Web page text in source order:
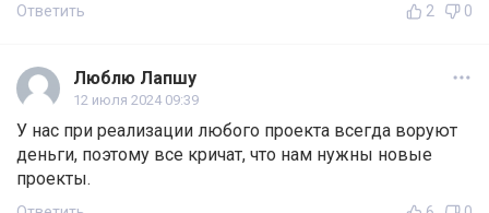
Ответить 2 0
Люблю Лапшу
12 июля 2024 09:39
У нас при реализации любого проекта всегда воруют
деньги, поэтому все кричат, что нам нужны новые
проекты.